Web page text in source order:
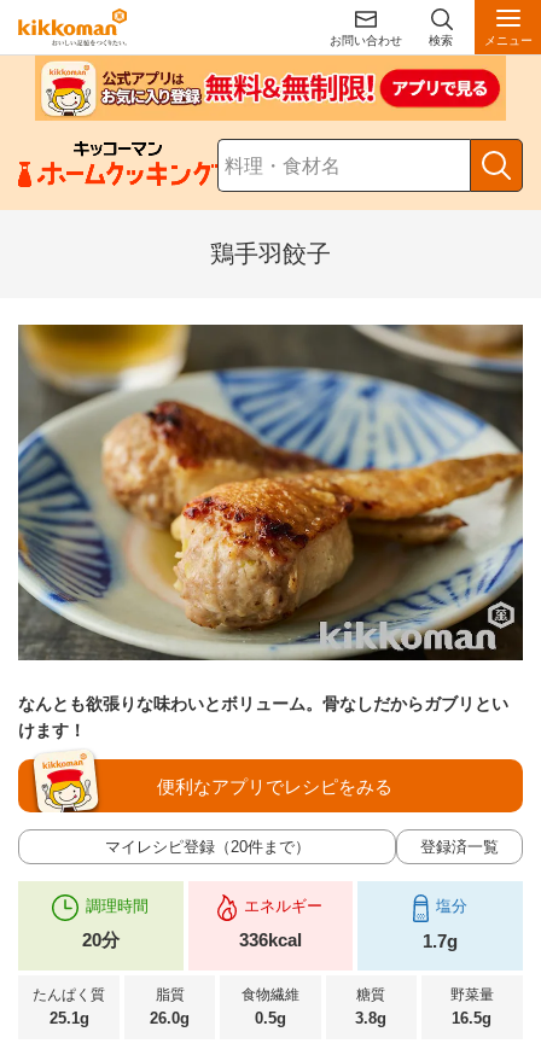
お問い合わせ 検索 メニュー
鶏手羽餃子
なんとも欲張りな味わいとボリューム。骨なしだからガブリとい
けます！
マイレシピ登録（20件まで） 登録済一覧
便利なアプリでレシピをみる
調理時間
20分
エネルギー
336kcal
塩分
1.7g
たんぱく質
25.1g
脂質
26.0g
食物繊維
0.5g
糖質
3.8g
野菜量
16.5g